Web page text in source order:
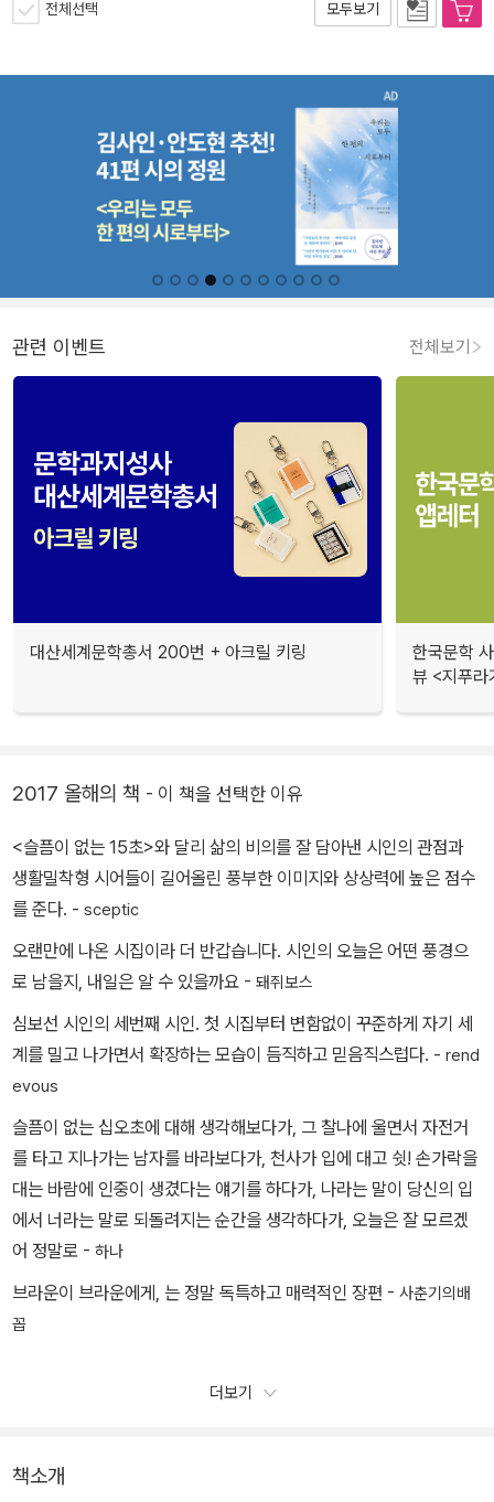
전체선택 모두보기
관련 이벤트 전체보기
대산세계문학총서 200번 + 아크릴 키링
한국문학
뷰 <지푸라
2017 올해의 책 - 이 책을 선택한 이유
<슬픔이 없는 15초>와 달리 삶의 비의를 잘 담아낸 시인의 관점과
생활밀착형 시어들이 길어올린 풍부한 이미지와 상상력에 높은 점수
를 준다. - sceptic
오랜만에 나온 시집이라 더 반갑습니다. 시인의 오늘은 어떤 풍경으
로 남을지, 내일은 알 수 있을까요 - 돼쥐보스
심보선 시인의 세번째 시인. 첫 시집부터 변함없이 꾸준하게 자기 세
계를 밀고 나가면서 확장하는 모습이 듬직하고 믿음직스럽다. - rend
evous
슬픔이 없는 십오초에 대해 생각해보다가, 그 찰나에 울면서 자전거
를 타고 지나가는 남자를 바라보다가, 천사가 입에 대고 쉿! 손가락을
대는 바람에 인중이 생겼다는 얘기를 하다가, 나라는 말이 당신의 입
에서 너라는 말로 되돌려지는 순간을 생각하다가, 오늘은 잘 모르겠
어 정말로 - 하나
브라운이 브라운에게, 는 정말 독특하고 매력적인 장편 - 사춘기의배
꼽
더보기
책소개